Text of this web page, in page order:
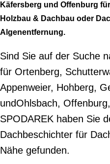
Käfersberg und Offenburg
Holzbau & Dachbau oder
Algenentfernung.
Sind Sie auf der Suche
für Ortenberg,
Appenweier, Hohberg,
undOhlsbach,
SPODAREK haben Sie
Dachbeschichter für
Nähe gefunden.